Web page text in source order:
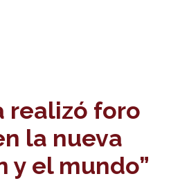
realizó foro
la nueva
y el mundo”